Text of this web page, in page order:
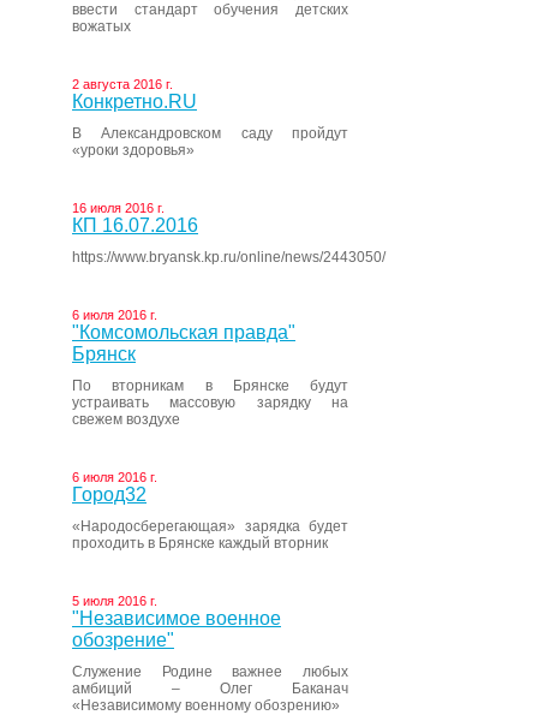
ввести стандарт обучения детских
вожатых
2 августа 2016 г.
Конкретно.RU
В Александровском саду пройдут
«уроки здоровья»
16 июля 2016 г.
КП 16.07.2016
https://www.bryansk.kp.ru/online/news/2443050/
6 июля 2016 г.
"Комсомольская правда"
Брянск
По вторникам в Брянске будут
устраивать массовую зарядку на
свежем воздухе
6 июля 2016 г.
Город32
«Народосберегающая» зарядка будет
проходить в Брянске каждый вторник
5 июля 2016 г.
"Независимое военное
обозрение"
Служение Родине важнее любых
амбиций – Олег Баканач
«Независимому военному обозрению»